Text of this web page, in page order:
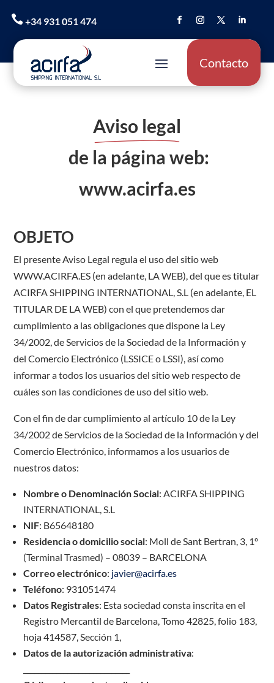
+34 931 051 474
Contacto
Aviso legal
de la página web:
www.acirfa.es
OBJETO
El presente Aviso Legal regula el uso del sitio web
WWW.ACIRFA.ES (en adelante, LA WEB), del que es titular
ACIRFA SHIPPING INTERNATIONAL, S.L (en adelante, EL
TITULAR DE LA WEB) con el que pretendemos dar
cumplimiento a las obligaciones que dispone la Ley
34/2002, de Servicios de la Sociedad de la Información y
del Comercio Electrónico (LSSICE o LSSI), así como
informar a todos los usuarios del sitio web respecto de
cuáles son las condiciones de uso del sitio web.
Con el fin de dar cumplimiento al artículo 10 de la Ley
34/2002 de Servicios de la Sociedad de la Información y del
Comercio Electrónico, informamos a los usuarios de
nuestros datos:
Nombre o Denominación Social: ACIRFA SHIPPING
INTERNATIONAL, S.L
NIF: B65648180
Residencia o domicilio social: Moll de Sant Bertran, 3, 1º
(Terminal Trasmed) – 08039 – BARCELONA
Correo electrónico: javier@acirfa.es
Teléfono: 931051474
Datos Registrales: Esta sociedad consta inscrita en el
Registro Mercantil de Barcelona, Tomo 42825, folio 183,
hoja 414587, Sección 1,
Datos de la autorización administrativa: